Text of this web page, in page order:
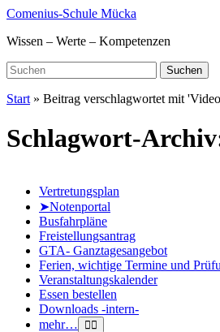
Skip
main
Comenius-Schule Mücka
Wissen – Werte – Kompetenzen
Search
for:
Suchen
Start » Beitrag verschlagwortet mit
Schlagwort-
Vertretungsplan
➤Notenportal
Busfahrpläne
Freistellungsantrag
GTA- Ganztagesangebot
Ferien, wichtige Termine und
Veranstaltungskalender
Essen bestellen
Downloads -intern-
mehr…